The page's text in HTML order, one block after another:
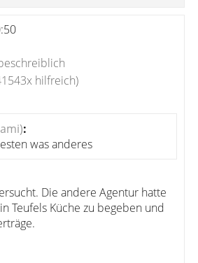
hilfreich)
:
was anderes
Die andere Agentur hatte
Teufels Küche zu begeben und